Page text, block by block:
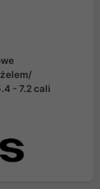
- 7.2 cali